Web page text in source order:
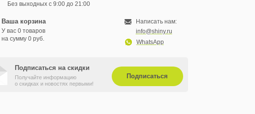
Без выходных с 9:00 до 21:00
Ваша корзина
У вас 0 товаров
на сумму 0 руб.
Написать нам:
info@shiny.ru
WhatsApp
Подписаться на скидки
Получайте информацию
о скидках и новостях первыми!
Подписаться